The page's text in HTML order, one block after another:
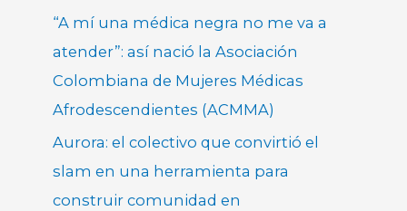
“A mí una médica negra no me va a
atender”: así nació la Asociación
Colombiana de Mujeres Médicas
Afrodescendientes (ACMMA)
Aurora: el colectivo que convirtió el
slam en una herramienta para
construir comunidad en